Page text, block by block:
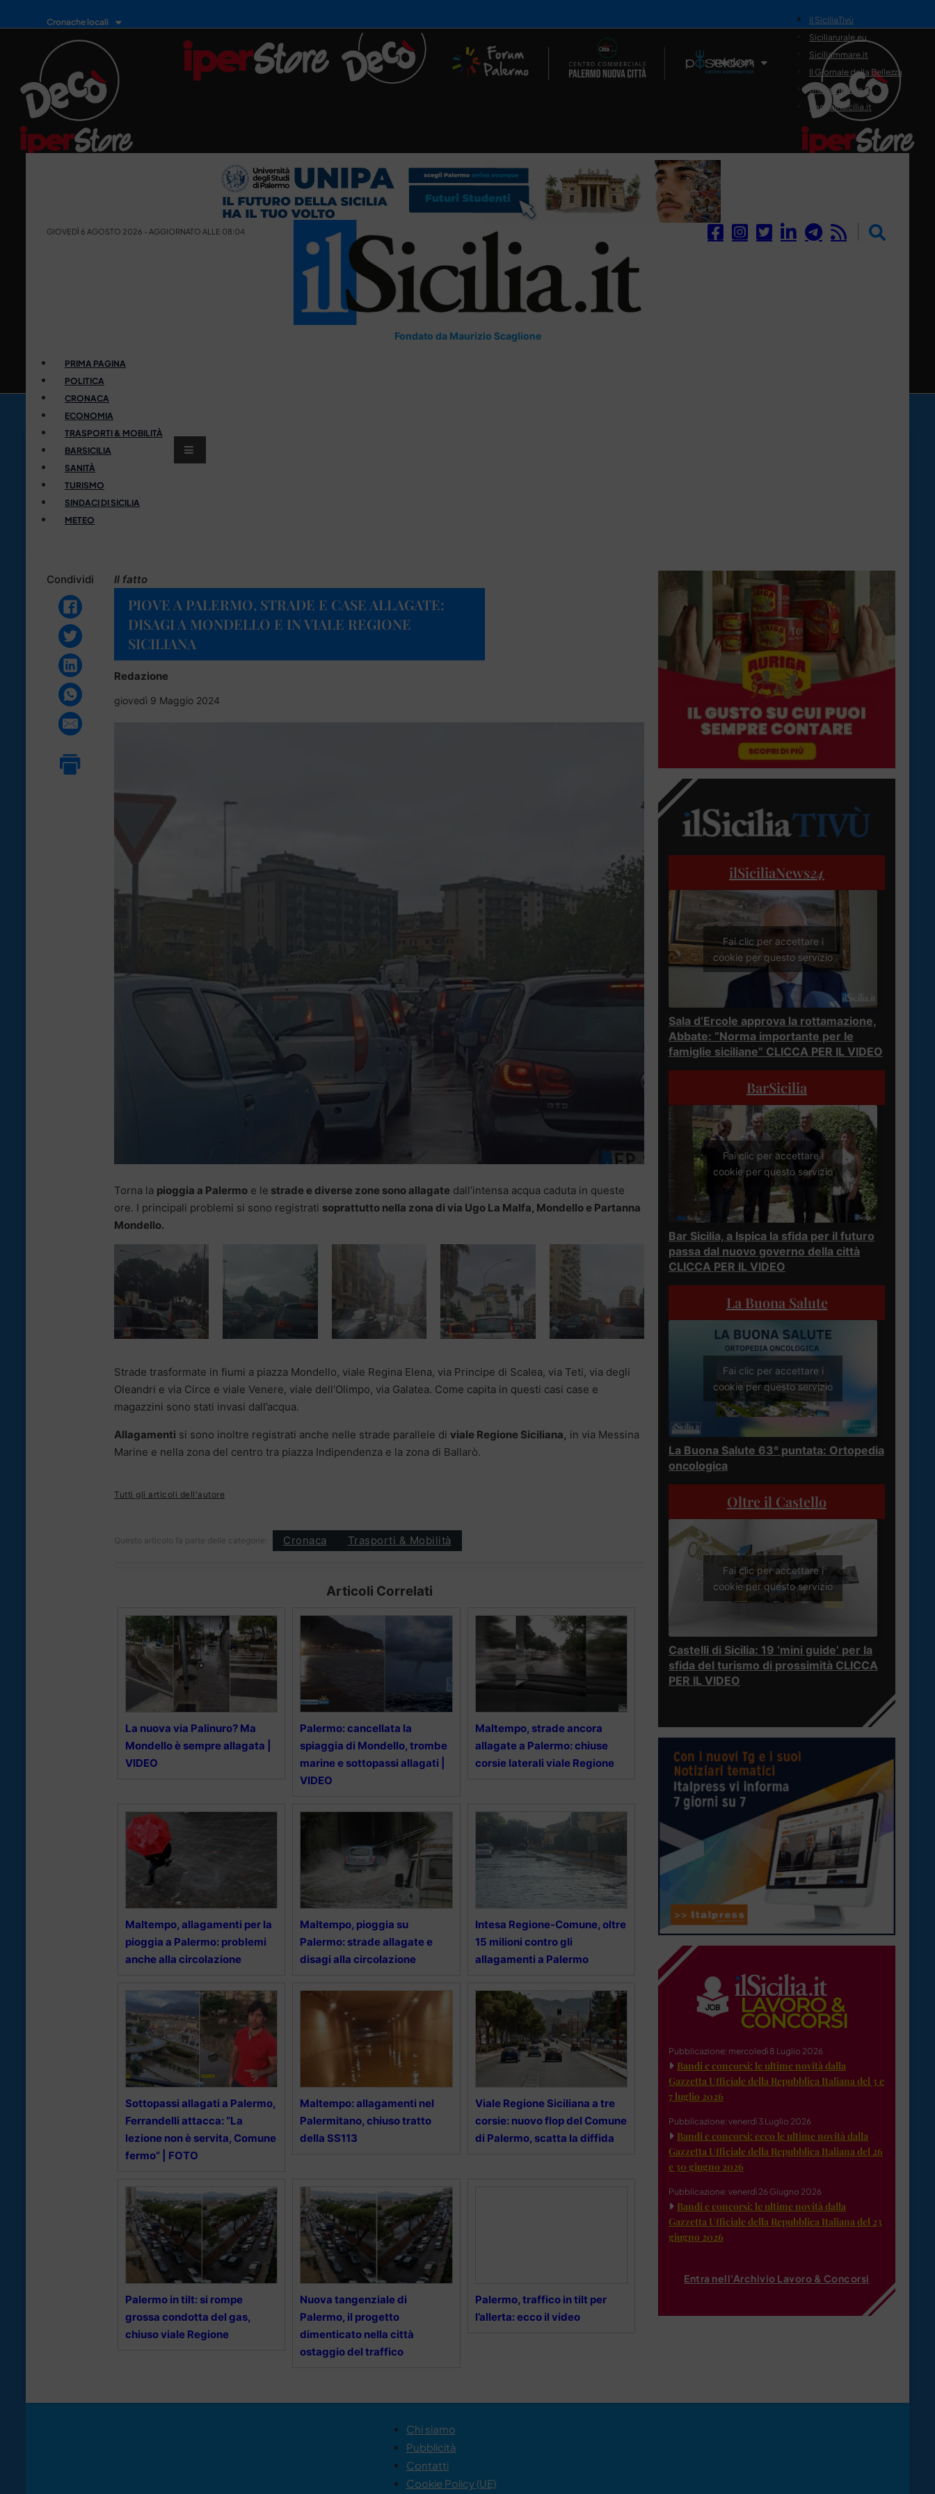
Cronache locali
Il Network
il SiciliaTivù
Siciliarurale.eu
Siciliammare.it
Il Giornale della Bellezza
Siciliamedica.it
Sanitainsicilia.it
GIOVEDÌ 6 AGOSTO 2026 - AGGIORNATO ALLE 08:04
Fondato da Maurizio Scaglione
PRIMA PAGINA
POLITICA
CRONACA
ECONOMIA
TRASPORTI & MOBILITÀ
BARSICILIA
SANITÀ
TURISMO
SINDACI DI SICILIA
METEO
Condividi Il fatto
PIOVE A PALERMO, STRADE E CASE ALLAGATE:
DISAGI A MONDELLO E IN VIALE REGIONE
SICILIANA
Redazione
giovedì 9 Maggio 2024
Torna la pioggia a Palermo e le strade e diverse zone sono allagate dall’intensa acqua caduta in queste
ore. I principali problemi si sono registrati soprattutto nella zona di via Ugo La Malfa, Mondello e Partanna
Mondello.
Strade trasformate in fiumi a piazza Mondello, viale Regina Elena, via Principe di Scalea, via Teti, via degli
Oleandri e via Circe e viale Venere, viale dell’Olimpo, via Galatea. Come capita in questi casi case e
magazzini sono stati invasi dall’acqua.
Allagamenti si sono inoltre registrati anche nelle strade parallele di viale Regione Siciliana, in via Messina
Marine e nella zona del centro tra piazza Indipendenza e la zona di Ballarò.
Tutti gli articoli dell'autore
Questo articolo fa parte delle categorie: Cronaca Trasporti & Mobilità
Articoli Correlati
La nuova via Palinuro? Ma
Mondello è sempre allagata |
VIDEO
Palermo: cancellata la
spiaggia di Mondello, trombe
marine e sottopassi allagati |
VIDEO
Maltempo, strade ancora
allagate a Palermo: chiuse
corsie laterali viale Regione
Maltempo, allagamenti per la
pioggia a Palermo: problemi
anche alla circolazione
Maltempo, pioggia su
Palermo: strade allagate e
disagi alla circolazione
Intesa Regione-Comune, oltre
15 milioni contro gli
allagamenti a Palermo
Sottopassi allagati a Palermo,
Ferrandelli attacca: “La
lezione non è servita, Comune
fermo” | FOTO
Maltempo: allagamenti nel
Palermitano, chiuso tratto
della SS113
Viale Regione Siciliana a tre
corsie: nuovo flop del Comune
di Palermo, scatta la diffida
Palermo in tilt: si rompe
grossa condotta del gas,
chiuso viale Regione
Nuova tangenziale di
Palermo, il progetto
dimenticato nella città
ostaggio del traffico
Palermo, traffico in tilt per
l’allerta: ecco il video
ilSiciliaNews24
Fai clic per accettare i
cookie per questo servizio
Sala d’Ercole approva la rottamazione,
Abbate: “Norma importante per le
famiglie siciliane” CLICCA PER IL VIDEO
BarSicilia
Fai clic per accettare i
cookie per questo servizio
Bar Sicilia, a Ispica la sfida per il futuro
passa dal nuovo governo della città
CLICCA PER IL VIDEO
La Buona Salute
Fai clic per accettare i
cookie per questo servizio
La Buona Salute 63° puntata: Ortopedia
oncologica
Oltre il Castello
Fai clic per accettare i
cookie per questo servizio
Castelli di Sicilia: 19 ‘mini guide’ per la
sfida del turismo di prossimità CLICCA
PER IL VIDEO
Pubblicazione: mercoledì 8 Luglio 2026
Bandi e concorsi: le ultime novità dalla
Gazzetta Ufficiale della Repubblica Italiana del 3 e
7 luglio 2026
Pubblicazione: venerdì 3 Luglio 2026
Bandi e concorsi: ecco le ultime novità dalla
Gazzetta Ufficiale della Repubblica Italiana del 26
e 30 giugno 2026
Pubblicazione: venerdì 26 Giugno 2026
Bandi e concorsi: le ultime novità dalla
Gazzetta Ufficiale della Repubblica Italiana del 23
giugno 2026
Entra nell'Archivio Lavoro & Concorsi
Chi siamo
Pubblicità
Contatti
Cookie Policy (UE)